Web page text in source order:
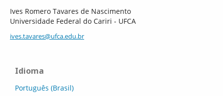
Ives Romero Tavares de Nascimento
Universidade Federal do Cariri - UFCA
ives.tavares@ufca.edu.br
Idioma
Português (Brasil)